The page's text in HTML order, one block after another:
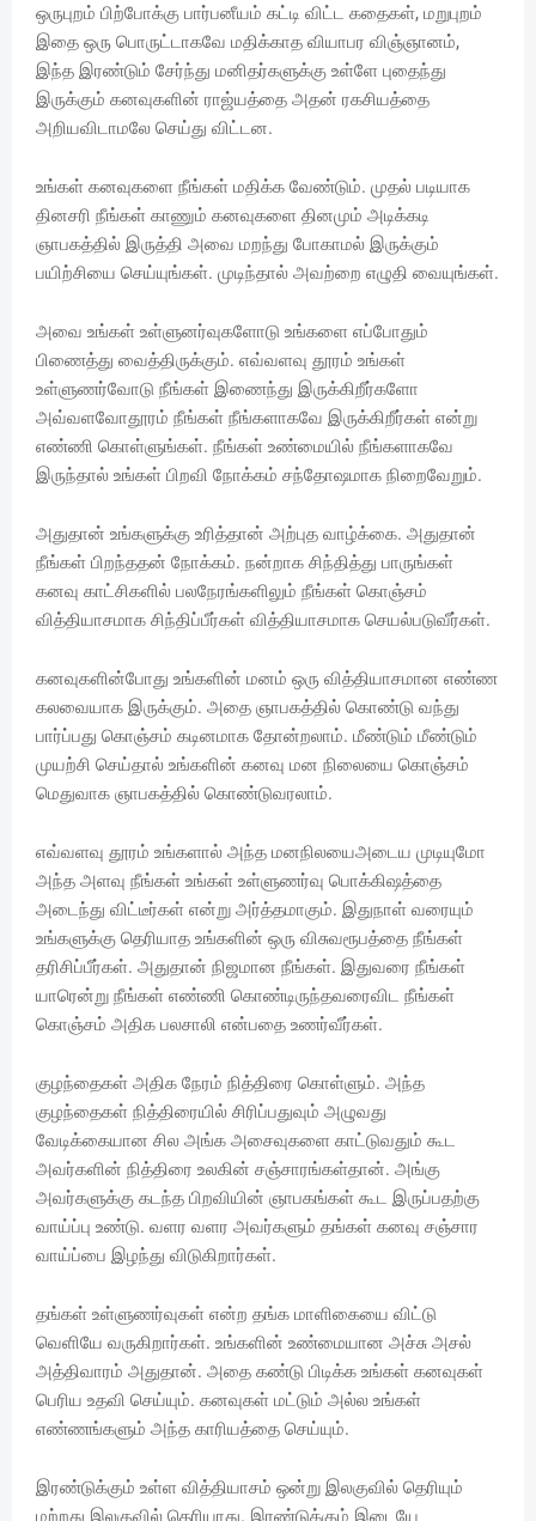
ஒருபுறம் பிற்போக்கு பார்பனீயம் கட்டி விட்ட கதைகள், மறுபுறம்
இதை ஒரு பொருட்டாகவே மதிக்காத வியாபர விஞ்ஞானம்,
இந்த இரண்டும் சேர்ந்து மனிதர்களுக்கு உள்ளே புதைந்து
இருக்கும் கனவுகளின் ராஜ்யத்தை அதன் ரகசியத்தை
அறியவிடாமலே செய்து விட்டன.
உங்கள் கனவுகளை நீங்கள் மதிக்க வேண்டும். முதல் படியாக
தினசரி நீங்கள் காணும் கனவுகளை தினமும் அடிக்கடி
ஞாபகத்தில் இருத்தி அவை மறந்து போகாமல் இருக்கும்
பயிற்சியை செய்யுங்கள். முடிந்தால் அவற்றை எழுதி வையுங்கள்.
அவை உங்கள் உள்ளுனர்வுகளோடு உங்களை எப்போதும்
பிணைத்து வைத்திருக்கும். எவ்வளவு தூரம் உங்கள்
உள்ளுணர்வோடு நீங்கள் இணைந்து இருக்கிறீர்களோ
அவ்வளவோதூரம் நீங்கள் நீங்களாகவே இருக்கிறீர்கள் என்று
எண்ணி கொள்ளுங்கள். நீங்கள் உண்மையில் நீங்களாகவே
இருந்தால் உங்கள் பிறவி நோக்கம் சந்தோஷமாக நிறைவேறும்.
அதுதான் உங்களுக்கு உரித்தான் அற்புத வாழ்க்கை. அதுதான்
நீங்கள் பிறந்ததன் நோக்கம். நன்றாக சிந்தித்து பாருங்கள்
கனவு காட்சிகளில் பலநேரங்களிலும் நீங்கள் கொஞ்சம்
வித்தியாசமாக சிந்திப்பீர்கள் வித்தியாசமாக செயல்படுவீர்கள்.
கனவுகளின்போது உங்களின் மனம் ஒரு வித்தியாசமான எண்ண
கலவையாக இருக்கும். அதை ஞாபகத்தில் கொண்டு வந்து
பார்ப்பது கொஞ்சம் கடினமாக தோன்றலாம். மீண்டும் மீண்டும்
முயற்சி செய்தால் உங்களின் கனவு மன நிலையை கொஞ்சம்
மெதுவாக ஞாபகத்தில் கொண்டுவரலாம்.
எவ்வளவு தூரம் உங்களால் அந்த மனநிலயைஅடைய முடியுமோ
அந்த அளவு நீங்கள் உங்கள் உள்ளுணர்வு பொக்கிஷத்தை
அடைந்து விட்டீர்கள் என்று அர்த்தமாகும். இதுநாள் வரையும்
உங்களுக்கு தெரியாத உங்களின் ஒரு விசுவரூபத்தை நீங்கள்
தரிசிப்பீர்கள். அதுதான் நிஜமான நீங்கள். இதுவரை நீங்கள்
யாரென்று நீங்கள் எண்ணி கொண்டிருந்தவரைவிட நீங்கள்
கொஞ்சம் அதிக பலசாலி என்பதை உணர்வீர்கள்.
குழந்தைகள் அதிக நேரம் நித்திரை கொள்ளும். அந்த
குழந்தைகள் நித்திரையில் சிரிப்பதுவும் அழுவது
வேடிக்கையான சில அங்க அசைவுகளை காட்டுவதும் கூட
அவர்களின் நித்திரை உலகின் சஞ்சாரங்கள்தான். அங்கு
அவர்களுக்கு கடந்த பிறவியின் ஞாபகங்கள் கூட இருப்பதற்கு
வாய்ப்பு உண்டு. வளர வளர அவர்களும் தங்கள் கனவு சஞ்சார
வாய்ப்பை இழந்து விடுகிறார்கள்.
தங்கள் உள்ளுணர்வுகள் என்ற தங்க மாளிகையை விட்டு
வெளியே வருகிறார்கள். உங்களின் உண்மையான அச்சு அசல்
அத்திவாரம் அதுதான். அதை கண்டு பிடிக்க உங்கள் கனவுகள்
பெரிய உதவி செய்யும். கனவுகள் மட்டும் அல்ல உங்கள்
எண்ணங்களும் அந்த காரியத்தை செய்யும்.
இரண்டுக்கும் உள்ள வித்தியாசம் ஒன்று இலகுவில் தெரியும்
மற்றது இலகுவில் தெரியாது. இரண்டுக்கும் இடையே